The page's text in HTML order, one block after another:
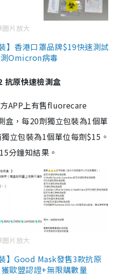
圖片放大
】香港口罩品牌$19快速測試
Omicron病毒
原快速檢測盒
APP上有售fluorecare
盒，每20劑獨立包裝為1個單
立包裝為1個單位每劑$15。
分鐘知結果。
圖片放大
】Good Mask發售3款抗原
歐盟認證+無限購數量